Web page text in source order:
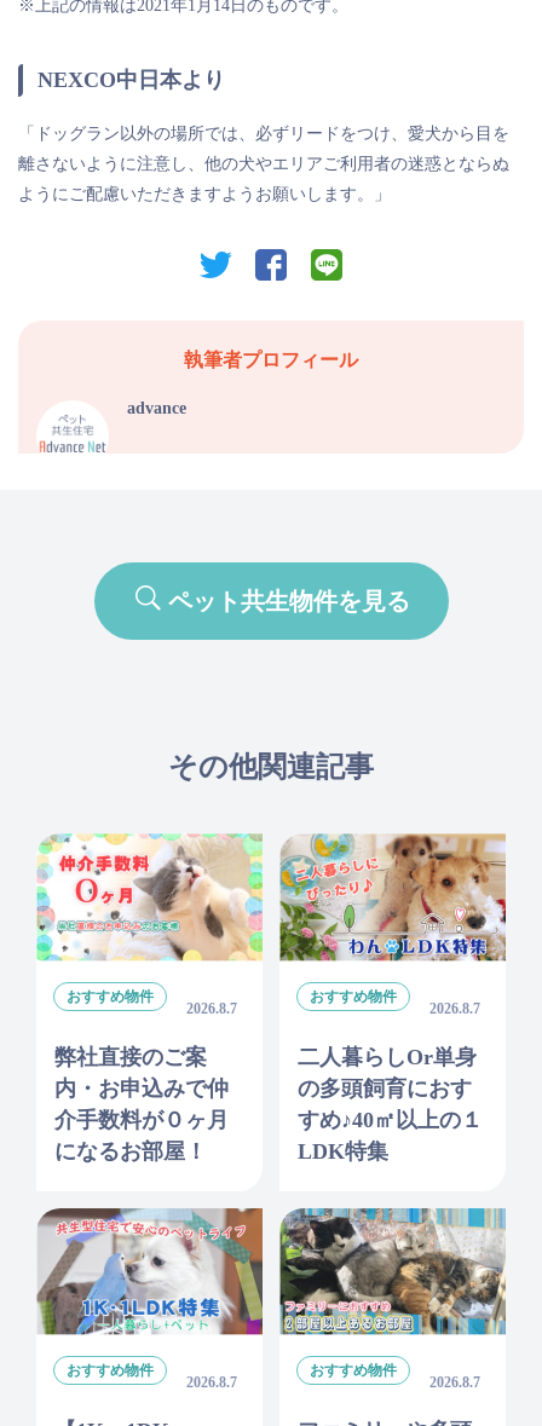
※上記の情報は2021年1月14日のものです。
NEXCO中日本より
「ドッグラン以外の場所では、必ずリードをつけ、愛犬から目を
離さないように注意し、他の犬やエリアご利用者の迷惑とならぬ
ようにご配慮いただきますようお願いします。」
twitter facebook
執筆者プロフィール
advance
ペット共生物件を見る
その他関連記事
おすすめ物件
2026.8.7
弊社直接のご案
内・お申込みで仲
介手数料が０ヶ月
になるお部屋！
おすすめ物件
2026.8.7
二人暮らしor単身
の多頭飼育におす
すめ♪40㎡以上の１
LDK特集
おすすめ物件
2026.8.7
おすすめ物件
2026.8.7